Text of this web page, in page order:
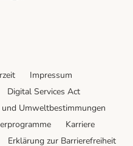
Impressum
Digital Services Act
Umweltbestimmungen
Karriere
Erklärung zur Barrierefreiheit